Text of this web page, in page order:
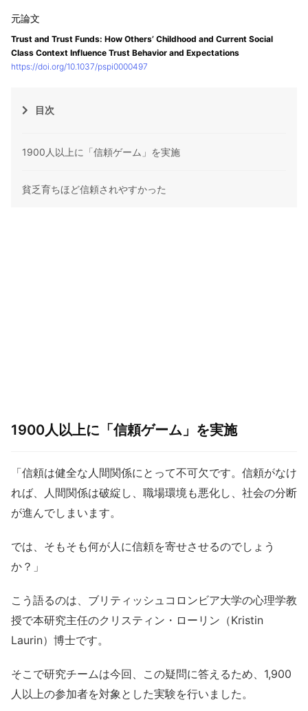
Trust and Trust Funds: How Others’ Childhood and Current Social
Class Context Influence Trust Behavior and Expectations
https://doi.org/10.1037/pspi0000497
目次
1900人以上に「信頼ゲーム」を実施
貧乏育ちほど信頼されやすかった
1900人以上に「信頼ゲーム」を実施
「信頼は健全な人間関係にとって不可欠です。信頼がなけ
れば、人間関係は破綻し、職場環境も悪化し、社会の分断
が進んでしまいます。
では、そもそも何が人に信頼を寄せさせるのでしょう
か？」
こう語るのは、ブリティッシュコロンビア大学の心理学教
授で本研究主任のクリスティン・ローリン（Kristin
Laurin）博士です。
そこで研究チームは今回、この疑問に答えるため、1,900
人以上の参加者を対象とした実験を行いました。